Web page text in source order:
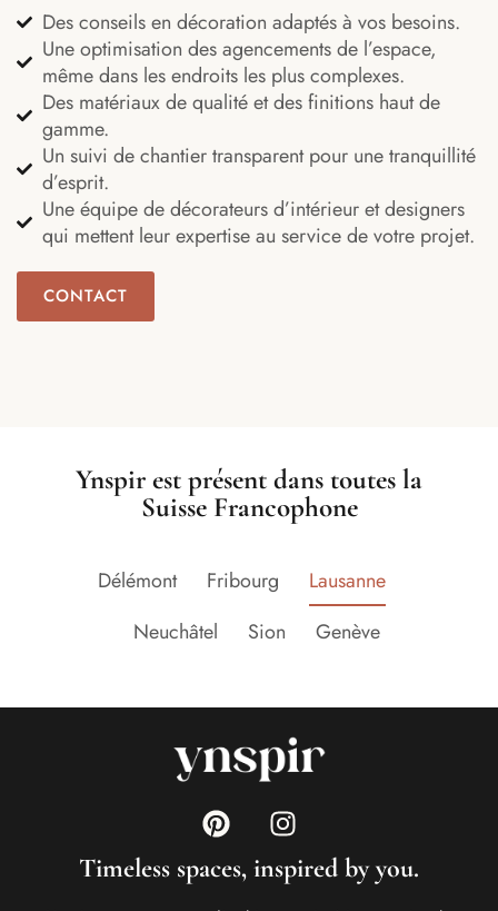
Des conseils en décoration adaptés à vos besoins.
Une optimisation des agencements de l’espace,
même dans les endroits les plus complexes.
Des matériaux de qualité et des finitions haut de
gamme.
Un suivi de chantier transparent pour une tranquillité
d’esprit.
Une équipe de décorateurs d’intérieur et designers
qui mettent leur expertise au service de votre projet.
CONTACT
Ynspir est présent dans toutes la
Suisse Francophone
Délémont Fribourg
Lausanne
Neuchâtel
Sion Genève
Timeless spaces, inspired by you.